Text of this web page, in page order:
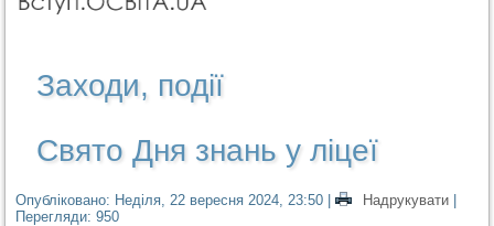
Заходи, події
Свято Дня знань у ліцеї
Опубліковано: Неділя, 22 вересня 2024, 23:50 | Надрукувати
Перегляди: 950